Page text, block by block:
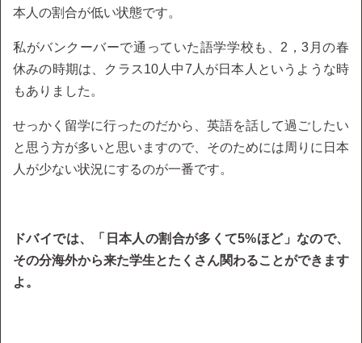
本人の割合が低い状態です。
私がバンクーバーで通っていた語学学校も、2，3月の春
休みの時期は、クラス10人中7人が日本人というような時
もありました。
せっかく留学に行ったのだから、英語を話して過ごしたい
と思う方が多いと思いますので、そのためには周りに日本
人が少ない状況にするのが一番です。
ドバイでは、「日本人の割合が多くて5%ほど」なので、
その分海外から来た学生とたくさん関わることができます
よ。